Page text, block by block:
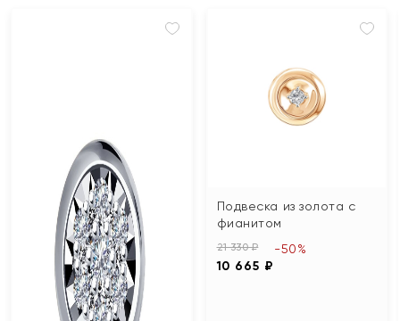
Подвеска из золота с
фианитом
21 330 ₽
10 665 ₽
-50%